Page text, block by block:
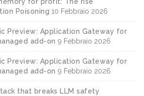
Poisoning 10 Febbraio 2026
Preview: Application Gateway for
add-on 9 Febbraio 2026
Preview: Application Gateway for
add-on 9 Febbraio 2026
that breaks LLM safety